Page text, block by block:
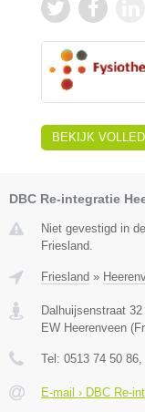
BEKIJK
DBC Re-integratie
Niet gevestigd in
Friesland.
Friesland »
Dalhuijsenstraat
EW Heerenveen (
Tel: 0513 74 50 86,
E-mail › DBC Re-